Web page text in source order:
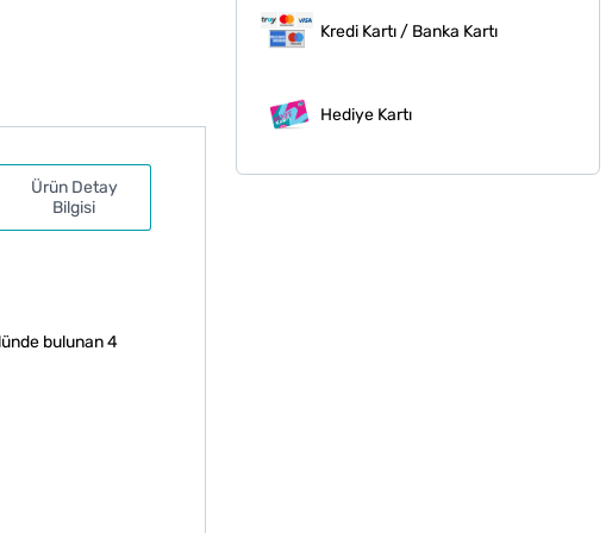
Kredi Kartı / Banka Kartı
Hediye Kartı
Ürün Detay
Bilgisi
bulunan 4